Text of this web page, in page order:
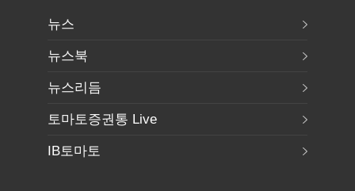
뉴스
뉴스북
뉴스리듬
토마토증권통 Live
IB토마토